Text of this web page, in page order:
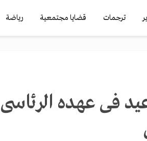
ترجمات قضايا مجتمعية رياضة
فى عهده الرئاسى